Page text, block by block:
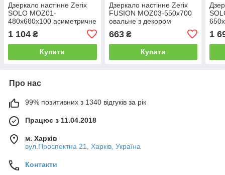
Дзеркало настінне Zerix
SOLO MOZ01-
480x680x100 асиметричне
(ZX5624)
1 104 ₴
Купити
Дзеркало настінне Zerix
FUSION MOZ03-550x700
овальне з декором
663₴
Купити
1
Про нас
99% позитивних з 1340 відгуків за рік
Працює з 11.04.2018
м. Харків
вул.Проспектна 21, Харків, Україна
Контакти